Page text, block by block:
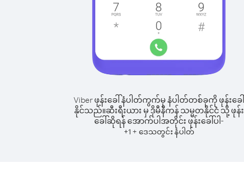
Viber ဖုန်းခေါ်နံပါတ်ကွက်မှ နံပါတ်တစ်ခုကို ဖုန်းခေါ်
နိုင်သည်။ဆီးရီးယား မှ ဒိုမီနီကန် သမ္မတနိုင်ငံ သို့ ဖုန်း
ခေါ်ဆိုရန် အောက်ပါအတိုင်း ဖုန်းခေါ်ပါ-
+1+ ဒေသတွင်း နံပါတ်